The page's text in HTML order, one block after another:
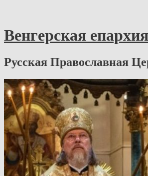
Венгерская епархия
Русская Православная